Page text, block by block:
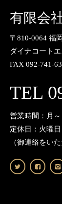
有限会
〒810-0064 福
ダイナコート
FAX 092-741-
TEL
営業時間：月
定休日：火曜
（御連絡をい